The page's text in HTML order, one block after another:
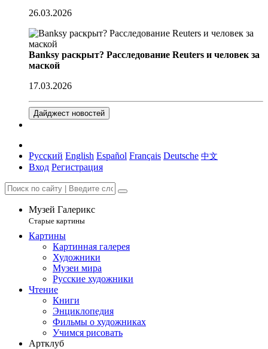
26.03.2026
Banksy раскрыт? Расследование Reuters и человек за
маской
17.03.2026
Дайджест новостей
Русский English Español Français Deutsche 中文
Вход Регистрация
Музей Галерикс
Старые картины
Картины
Картинная галерея
Художники
Музеи мира
Русские художники
Чтение
Книги
Энциклопедия
Фильмы о художниках
Учимся рисовать
Артклуб